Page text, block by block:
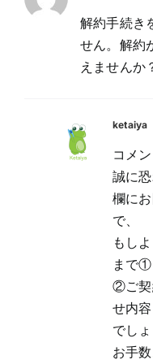
解約手続き
せん。解約
えませんか
ketaiya
コメ
誠に
欄に
で、
もし
まで①
②ご契
せ内
でしょ
お手